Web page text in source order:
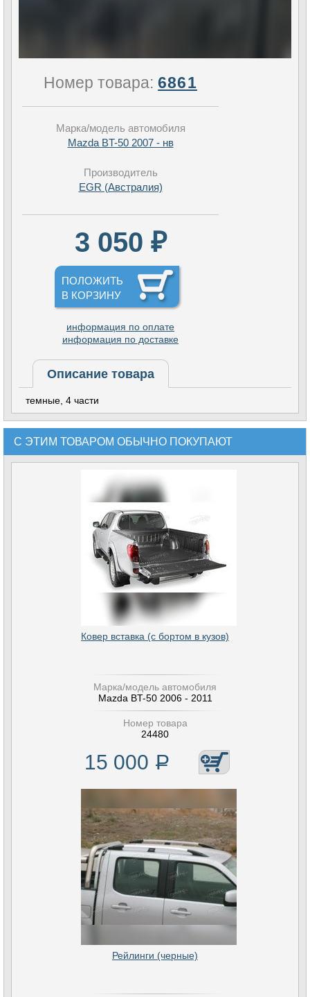
Номер товара:6861
Марка/модель автомобиля
Mazda BT-50 2007 - нв
Производитель
EGR (Австралия)
3 050 ₽
ПОЛОЖИТЬ
В КОРЗИНУ
информация по оплате
информация по доставке
Описание товара
темные, 4 части
С ЭТИМ ТОВАРОМ ОБЫЧНО ПОКУПАЮТ
Ковер вставка (с бортом в кузов)
Марка/модель автомобиля
Mazda BT-50 2006 - 2011
Номер товара
24480
15 000 Р
Рейлинги (черные)